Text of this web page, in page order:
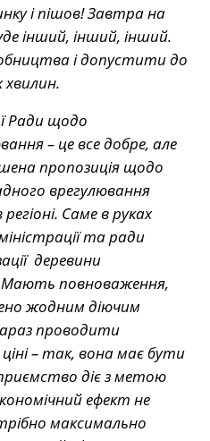
і пішов! Завтра на
інший, інший, інший.
і допустити до
хвилин.
Ради щодо
– це все добре, але
пропозиція щодо
врегулювання
Саме в руках
та ради
деревини
Мають повноваження,
жодним діючим
проводити
– так, вона має бути
діє з метою
ефект не
максимально